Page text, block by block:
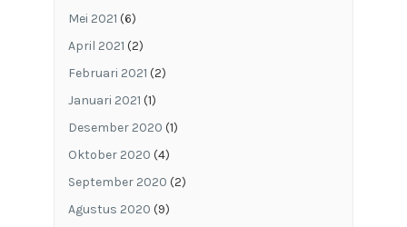
Mei 2021 (6)
April 2021 (2)
Februari 2021 (2)
Januari 2021 (1)
Desember 2020 (1)
Oktober 2020 (4)
September 2020 (2)
Agustus 2020 (9)